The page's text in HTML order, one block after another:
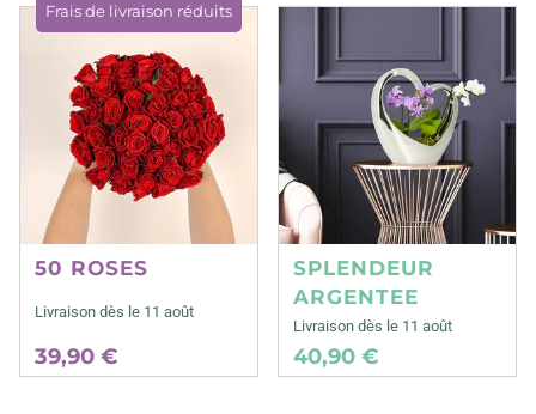
Frais de livraison réduits
50 ROSES
Livraison dès le 11 août
39,90 €
SPLENDEUR
ARGENTEE
Livraison dès le 11 août
40,90 €